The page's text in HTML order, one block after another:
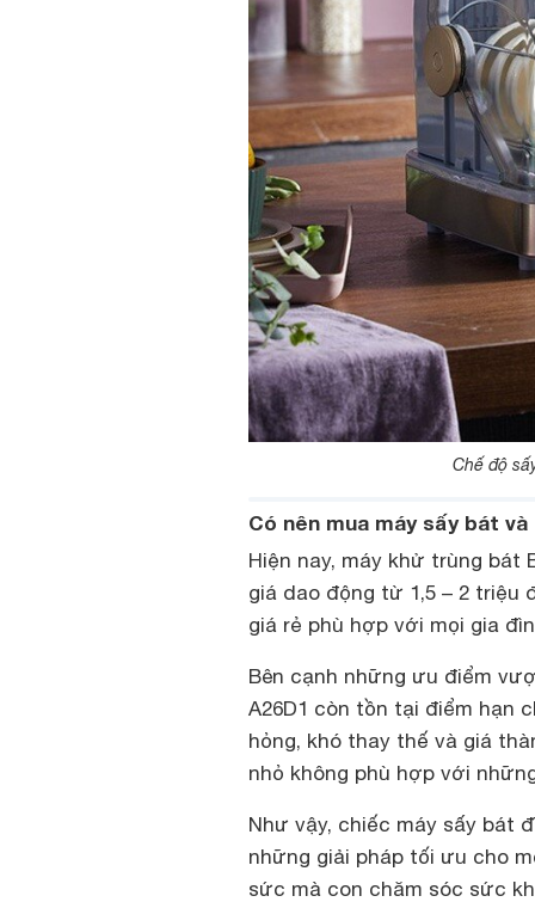
Chế độ
Có nên mua máy sấy bát
Hiện nay, máy khử trùng bát
giá dao động từ 1,5 – 2 triệu
giá rẻ phù hợp với mọi gia
Bên cạnh những ưu điểm
A26D1 còn tồn tại điểm hạn
hỏng, khó thay thế và giá
nhỏ không phù hợp với
Như vậy, chiếc máy sấy bát
những giải pháp tối ưu cho
sức mà con chăm sóc sức